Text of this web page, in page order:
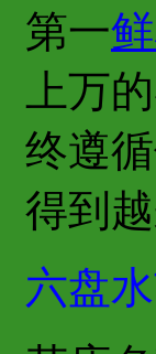
第一
上万
终遵
得到
六盘